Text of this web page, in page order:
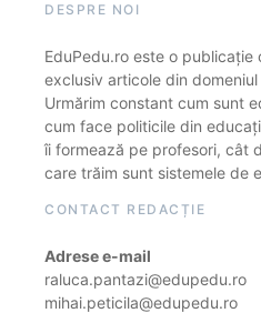
DESPRE NOI
EduPedu.ro este o
exclusiv articole din
Urmărim constant cum sunt
cum face politicile din
îi formează pe profesori, cât
care trăim sunt sistemele de
CONTACT REDACȚIE
Adrese e-mail
raluca.pantazi@edupedu.ro
mihai.peticila@edupedu.ro